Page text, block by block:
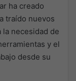
ha creado
traído nuevos
necesidad de
y el
desde su